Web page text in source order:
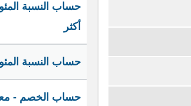
حساب النسبة
أكثر
حساب النسبة
حساب الخصم -